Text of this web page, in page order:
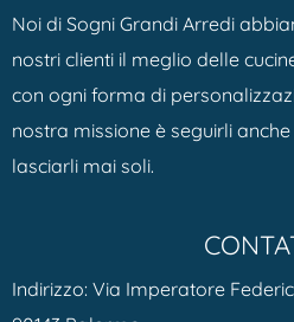
Noi di Sogni Grandi Arredi
nostri clienti il meglio delle
con ogni forma di
nostra missione è seguirli
lasciarli mai soli.
Indirizzo: Via Imperatore